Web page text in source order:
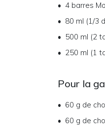
4 barres
80 ml (1/3
500 ml (2
250 ml (1
Pour la
60 g de
60 g de